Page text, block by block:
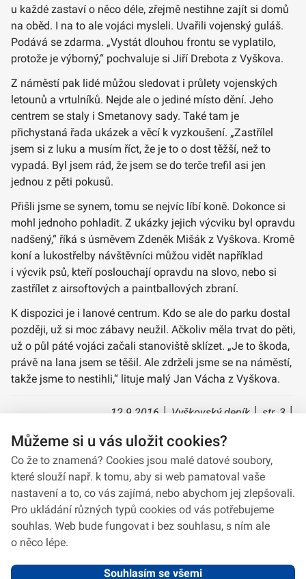
u každé zastaví o něco déle, zřejmě nestihne zajít si domů
na oběd. I na to ale vojáci mysleli. Uvařili vojenský guláš.
Podává se zdarma. „Vystát dlouhou frontu se vyplatilo,
protože je výborný,“ pochvaluje si Jiří Drebota z Vyškova.
Z náměstí pak lidé můžou sledovat i průlety vojenských
letounů a vrtulníků. Nejde ale o jediné místo dění. Jeho
centrem se staly i Smetanovy sady. Také tam je
přichystaná řada ukázek a věcí k vyzkoušení. „Zastřílel
jsem si z luku a musím říct, že je to o dost těžší, než to
vypadá. Byl jsem rád, že jsem se do terče trefil asi jen
jednou z pěti pokusů.
Přišli jsme se synem, tomu se nejvíc líbí koně. Dokonce si
mohl jednoho pohladit. Z ukázky jejich výcviku byl opravdu
nadšený,“ říká s úsměvem Zdeněk Mišák z Vyškova. Kromě
koní a lukostřelby návštěvníci můžou vidět například
i výcvik psů, kteří poslouchají opravdu na slovo, nebo si
zastřílet z airsoftových a paintballových zbraní.
K dispozici je i lanové centrum. Kdo se ale do parku dostal
později, už si moc zábavy neužil. Ačkoliv měla trvat do pěti,
už o půl páté vojáci začali stanoviště sklízet. „Je to škoda,
právě na lana jsem se těšil. Ale zdrželi jsme se na náměstí,
takže jsme to nestihli,“ lituje malý Jan Vácha z Vyškova.
12.9.2016 │ Vyškovský deník │ str. 3 │
Můžeme si u vás uložit cookies?
Co že to znamená? Cookies jsou malé datové soubory,
které slouží např. k tomu, aby si web pamatoval vaše
nastavení a to, co vás zajímá, nebo abychom jej zlepšovali.
Pro ukládání různých typů cookies od vás potřebujeme
souhlas. Web bude fungovat i bez souhlasu, s ním ale
o něco lépe.
Souhlasím se všemi